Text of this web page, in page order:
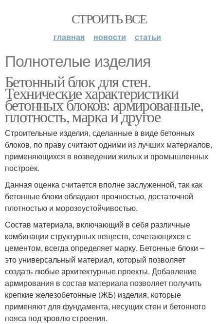
СТРОИТЬ ВСЕ
главная новости статьи
Полнотелые изделия
Бетонный блок для стен.
Технические характеристики
бетонных блоков: армированные,
плотность, марка и другое
Строительные изделия, сделанные в виде бетонных
блоков, по праву считают одними из лучших материалов,
применяющихся в возведении жилых и промышленных
построек.
Данная оценка считается вполне заслуженной, так как
бетонные блоки обладают прочностью, достаточной
плотностью и морозоустойчивостью.
Состав материала, включающий в себя различные
комбинации структурных веществ, сочетающихся с
цементом, всегда определяет марку. Бетонные блоки –
это универсальный материал, который позволяет
создать любые архитектурные проекты. Добавление
армирования в состав материала позволяет получить
крепкие железобетонные (ЖБ) изделия, которые
применяют для фундамента, несущих стен и бетонного
пояса под кровлю строения.